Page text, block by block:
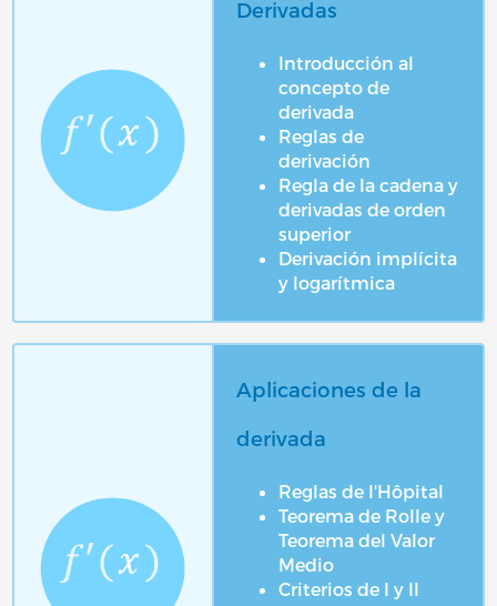
Derivadas
Introducción al
concepto de
derivada
Reglas de
derivación
Regla de la cadena y
derivadas de orden
superior
Derivación implícita
y logarítmica
Aplicaciones de la
derivada
Reglas de l'Hôpital
Teorema de Rolle y
Teorema del Valor
Medio
Criterios de I y II